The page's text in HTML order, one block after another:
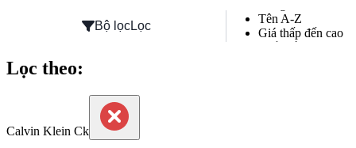
Bộ lọcLọc
Tên A-Z
Giá thấp đến cao
Lọc theo:
Calvin Klein Ck